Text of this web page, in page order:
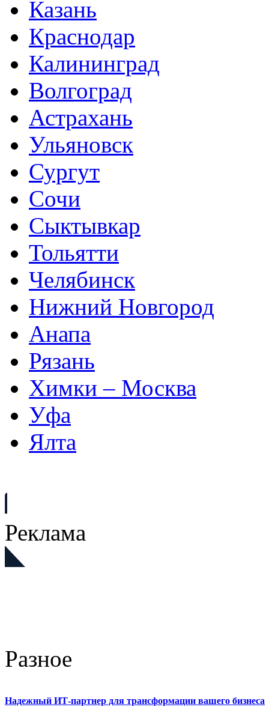
Казань
Краснодар
Калининград
Волгоград
Астрахань
Ульяновск
Сургут
Сочи
Сыктывкар
Тольятти
Челябинск
Нижний Новгород
Анапа
Рязань
Химки – Москва
Уфа
Ялта
Реклама
Разное
Надежный ИТ-партнер для трансформации вашего бизнеса